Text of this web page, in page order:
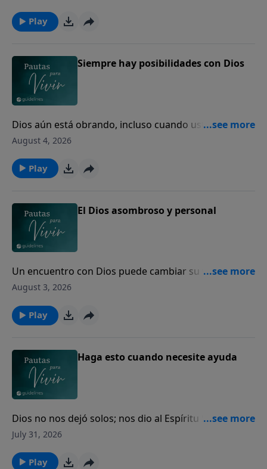
Play
Siempre hay posibilidades con Dios
Dios aún está obrando, incluso cuando usted no
puede ver el final.
August 4, 2026
Play
El Dios asombroso y personal
Un encuentro con Dios puede cambiar su vida para
siempre.
August 3, 2026
Play
Haga esto cuando necesite ayuda
Dios no nos dejó solos; nos dio al Espíritu Santo para
guiarnos, fortalecernos y acompañarnos cada día.
July 31, 2026
Play